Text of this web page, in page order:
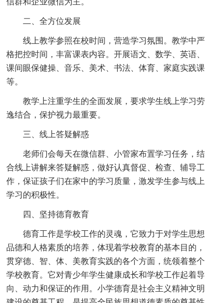
二、全方位发展
线上教学参照在校时间，营造学习氛围。教学中严
格把控时间，丰富课表内容。开展语文、数学、英语、
课间眼保健操、音乐、美术、书法、体育、家庭实践课
等。
教学上注重学生的全面发展，要求学生线上学习劳
逸结合，保护视力最重要。
三、线上答疑解惑
老师们会每天在微信群、小管家布置学习任务，结
合线上讲解来答疑解惑，做好认真督促、检查、辅导工
作，保证孩子们在家中的学习质量，激发学生参与线上
学习的积极性。
四、坚持德育教育
德育工作是学校工作的灵魂，它致力于对学生思想
品德和人格素质的培养，体现着学校教育的基本目的，
贯穿德、智、体、美教育实践的各个方面，统领着整个
学校教育。它对青少年学生健康成长和学校工作起着导
向、动力和保证的作用。小学德育是社会主义精神文明